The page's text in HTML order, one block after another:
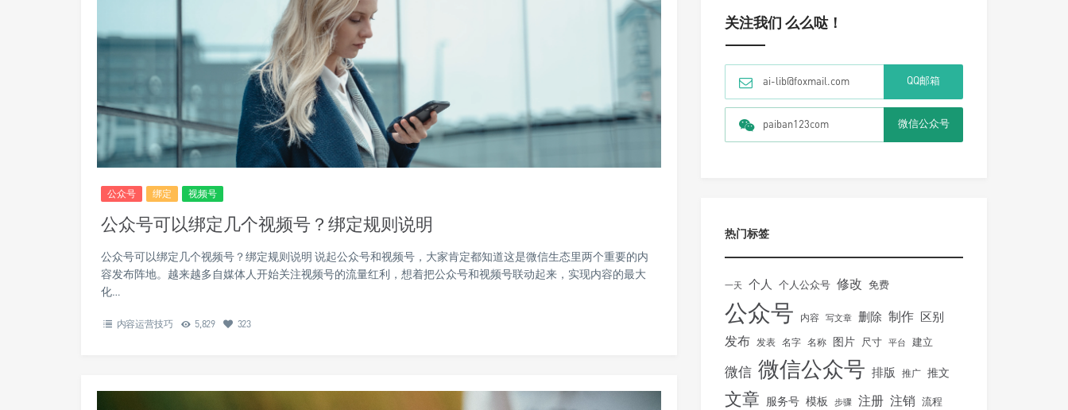
公众号 绑定 视频号
公众号可以绑定几个视频号？绑定规则说明
公众号可以绑定几个视频号？绑定规则说明 说起公众号和视频号，大家肯定都知道这是微信生态里两个重要的内
容发布阵地。越来越多自媒体人开始关注视频号的流量红利，想着把公众号和视频号联动起来，实现内容的最大
化…
内容运营技巧 5,829 323
关注我们 么么哒！
ai-lib@foxmail.com QQ邮箱
paiban123com 微信公众号
热门标签
一天 个人 个人公众号 修改 免费
公众号 内容 写文章 删除 制作 区别
发布 发表 名字 名称 图片 尺寸 平台 建立
微信 微信公众号 排版 推广 推文
文章 服务号 模板 步骤 注册 注销 流程